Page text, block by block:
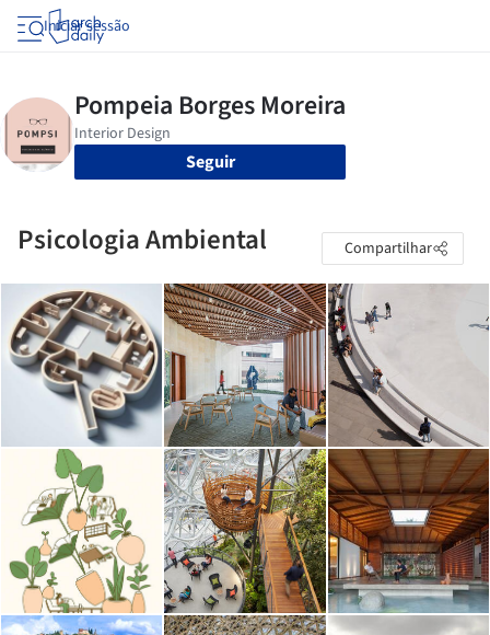
Iniciar sessão
Seguir
Psicologia Ambiental Compartilhar